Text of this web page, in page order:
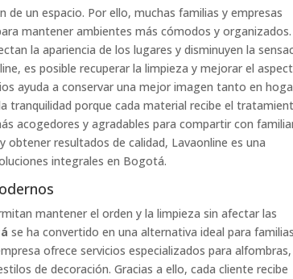
un espacio. Por ello, muchas familias y empresas
mantener ambientes más cómodos y organizados.
la apariencia de los lugares y disminuyen la
es posible recuperar la limpieza y mejorar el
ayuda a conservar una mejor imagen tanto en
tranquilidad porque cada material recibe el
acogedores y agradables para compartir con
resultados de calidad, Lavaonline es una
integrales en Bogotá.
mantener el orden y la limpieza sin afectar las
se ha convertido en una alternativa ideal para familias
ofrece servicios especializados para alfombras,
de decoración. Gracias a ello, cada cliente recibe